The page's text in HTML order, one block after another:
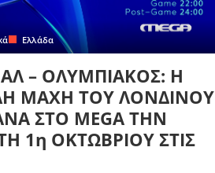
Ελλάδα
– ΟΛΥΜΠΙΑΚΟΣ: Η
ΜΑΧΗ ΤΟΥ ΛΟΝΔΙΝΟΥ
ΣΤΟ MEGA ΤΗΝ
1η ΟΚΤΩΒΡΙΟΥ ΣΤΙΣ